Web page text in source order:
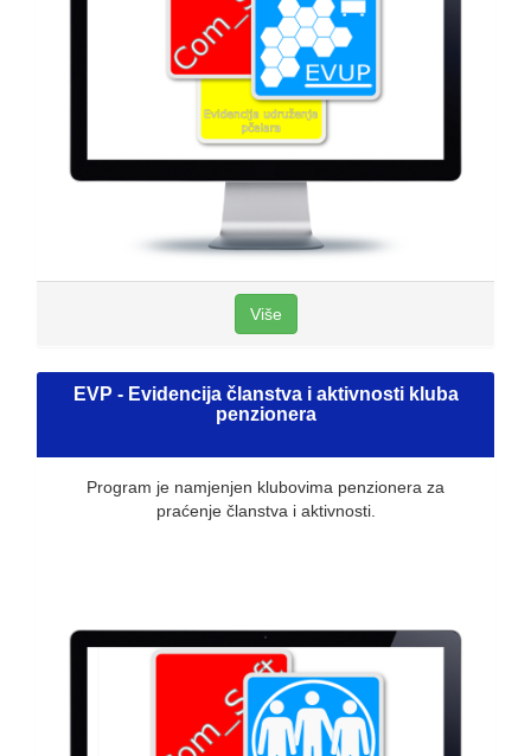
Više
EVP - Evidencija članstva i aktivnosti kluba
penzionera
Program je namjenjen klubovima penzionera za
praćenje članstva i aktivnosti.